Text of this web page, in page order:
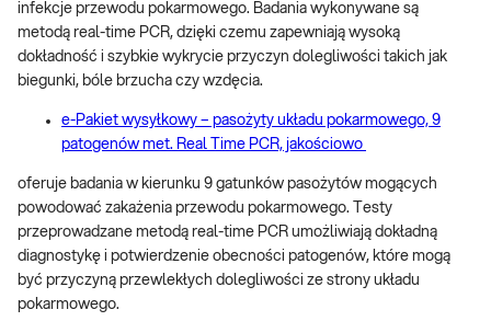
infekcje przewodu pokarmowego. Badania wykonywane są
metodą real-time PCR, dzięki czemu zapewniają wysoką
dokładność i szybkie wykrycie przyczyn dolegliwości takich jak
biegunki, bóle brzucha czy wzdęcia.
e-Pakiet wysyłkowy – pasożyty układu pokarmowego, 9
patogenów met. Real Time PCR, jakościowo
oferuje badania w kierunku 9 gatunków pasożytów mogących
powodować zakażenia przewodu pokarmowego. Testy
przeprowadzane metodą real-time PCR umożliwiają dokładną
diagnostykę i potwierdzenie obecności patogenów, które mogą
być przyczyną przewlekłych dolegliwości ze strony układu
pokarmowego.